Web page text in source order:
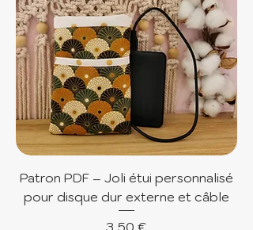
Patron PDF – Joli étui personnalisé
pour disque dur externe et câble
Prix